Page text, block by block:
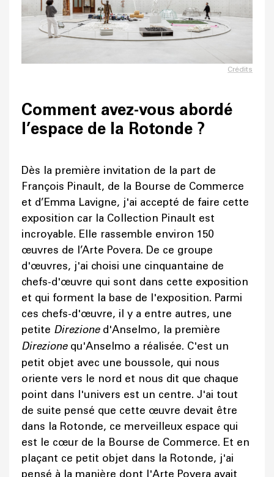
Crédits
Comment avez-vous abordé
l’espace de la Rotonde ?
Dès la première invitation de la part de
François Pinault, de la Bourse de Commerce
et d’Emma Lavigne, j'ai accepté de faire cette
exposition car la Collection Pinault est
incroyable. Elle rassemble environ 150
œuvres de l’Arte Povera. De ce groupe
d'œuvres, j'ai choisi une cinquantaine de
chefs-d'œuvre qui sont dans cette exposition
et qui forment la base de l'exposition. Parmi
ces chefs-d'œuvre, il y a entre autres, une
petite Direzioned'Anselmo, la première
Direzione qu'Anselmo a réalisée. C'est un
petit objet avec une boussole, qui nous
oriente vers le nord et nous dit que chaque
point dans l'univers est un centre. J'ai tout
de suite pensé que cette œuvre devait être
dans la Rotonde, ce merveilleux espace qui
est le cœur de la Bourse de Commerce. Et en
plaçant ce petit objet dans la Rotonde, j'ai
pensé à la manière dont l'Arte Povera avait